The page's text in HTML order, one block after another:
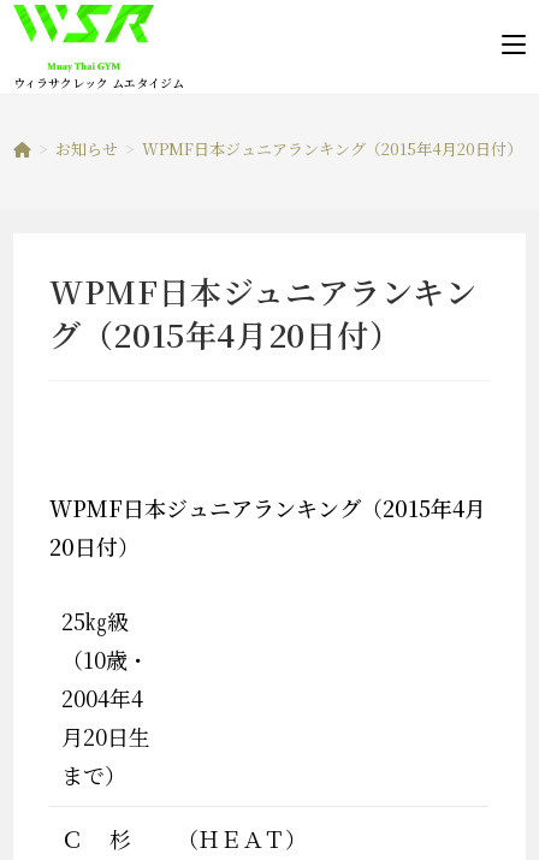
コ
ウィラサクレック ムエタイジム
> お知らせ > WPMF日本ジュニアランキング（2015年4月20日付）
WPMF日本ジュニアランキン
グ（2015年4月20日付）
WPMF日本ジュニアランキング（2015年4月
20日付）
25㎏級
（10歳・
2004年4
月20日生
まで）
Ｃ
杉
（ＨＥＡＴ）